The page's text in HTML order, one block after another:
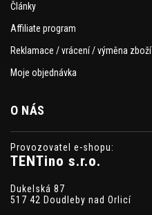
Články
Affiliate program
Reklamace / vrácení / výměna zboží
Moje objednávka
O NÁS
Provozovatel e-shopu:
TENTino s.r.o.
Dukelská 87
517 42 Doudleby nad Orlicí